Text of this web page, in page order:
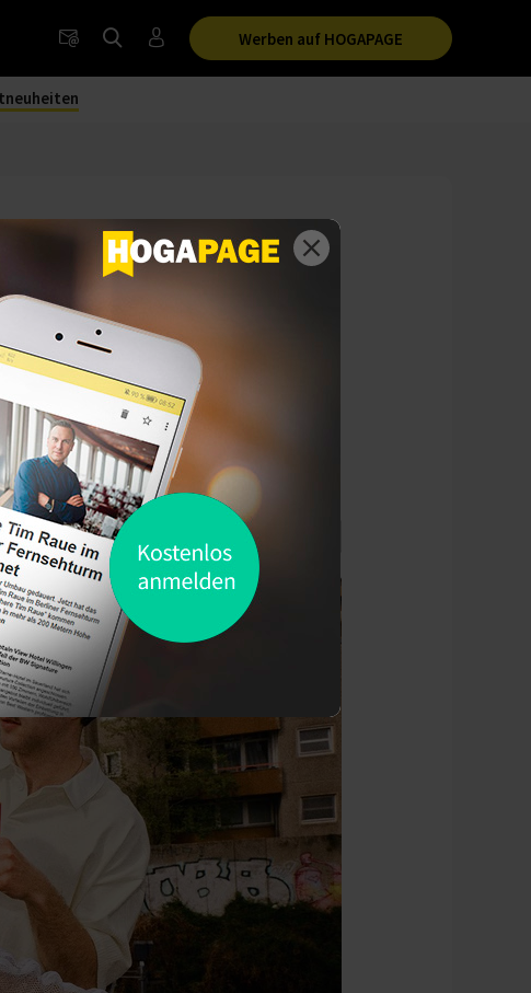
Werben auf HOGAPAGE
Aktionen stimmt
ein. Im
und Sharing-